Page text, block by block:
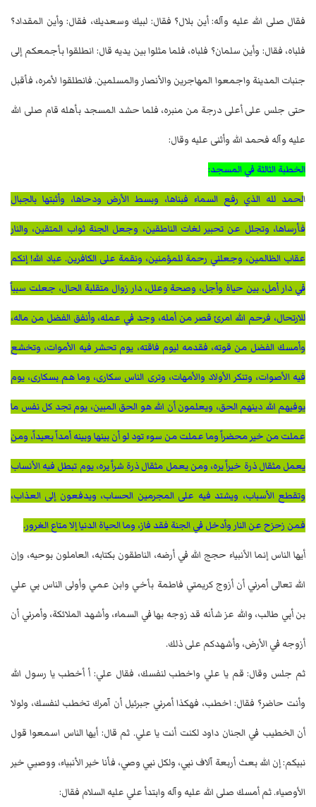
فقال صلى الله عليه وآله: أين بلال؟ فقال: لبيك وسعديك، فقال: وأين المقداد؟
فلباه، فقال: وأين سلمان؟ فلباه، فلما مثلوا بين يديه قال: انطلقوا بأجمعكم إلى
جنبات المدينة واجمعوا المهاجرين والأنصار والمسلمين. فانطلقوا لأمره، فأقبل
حتى جلس على أعلى درجة من منبره، فلما حشد المسجد بأهله قام صلى الله
عليه وآله فحمد الله وأثنى عليه وقال:
الخطبة الثالثة في المسجد:
الحمد لله الذي رفع السماء فبناها، وبسط الأرض ودحاها، وأثبتها بالجبال
فأرساها، وتجلل عن تحبير لغات الناطقين، وجعل الجنة ثواب المتقين، والنار
عقاب الظالمين، وجعلني رحمة للمؤمنين، ونقمة على الكافرين. عباد الله! إنكم
في دار أمل، بين حياة وأجل، وصحة وعلل، دار زوال متقلبة الحال، جعلت سبباً
للارتحال، فرحم الله امرئ قصر من أمله، وجد في عمله، وأنفق الفضل من ماله،
وأمسك الفضل من قوته، فقدمه ليوم فاقته، يوم تحشر فيه الأموات، وتخشع
فيه الأصوات، وتنكر الأولاد والأمهات، وترى الناس سكارى، وما هم بسكارى، يوم
يوفيهم الله دينهم الحق، ويعلمون أن الله هو الحق المبين، يوم تجد كل نفس ما
عملت من خير محضراً وما عملت من سوء تود لو أن بينها وبينه أمداً بعيداً، ومن
يعمل مثقال ذرة خيراً يره، ومن يعمل مثقال ذرة شراً يره، يوم تبطل فيه الأنساب
وتقطع الأسباب، ويشتد فيه على المجرمين الحساب، ويدفعون إلى العذاب،
فمن زحزح عن النار وأدخل في الجنة فقد فاز، وما الحياة الدنيا إلا متاع الغرور.
أيها الناس إنما الأنبياء حجج الله في أرضه، الناطقون بكتابه، العاملون بوحيه، وإن
الله تعالى أمرني أن أزوج كريمتي فاطمة بأخي وابن عمي وأولى الناس بي علي
بن أبي طالب، والله عز شأنه قد زوجه بها في السماء، وأشهد الملائكة، وأمرني أن
أزوجه في الأرض، وأشهدكم على ذلك.
ثم جلس وقال: قم يا علي واخطب لنفسك، فقال علي: أ أخطب يا رسول الله
وأنت حاضر؟ فقال: اخطب، فهكذا أمرني جبرئيل أن آمرك تخطب لنفسك، ولولا
أن الخطيب في الجنان داود لكنت أنت يا علي. ثم قال: أيها الناس اسمعوا قول
نبيكم: إن الله بعث أربعة آلاف نبي، ولكل نبي وصي، فأنا خير الأنبياء، ووصيي خير
الأوصياء. ثم أمسك صلى الله عليه وآله وابتدأ علي عليه السلام فقال: